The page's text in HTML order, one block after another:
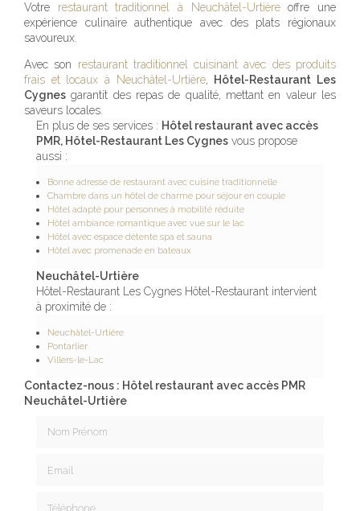
Votre restaurant traditionnel à Neuchâtel-Urtièreoffre une
expérience culinaire authentique avec des plats régionaux
savoureux.
Avec son restaurant traditionnel cuisinant avec des produits
frais et locaux à Neuchâtel-Urtière,
Hôtel-Restaurant Les
Cygnes garantit des repas de qualité, mettant en valeur les
saveurs locales.
En plus de ses services : Hôtel restaurant avec accès
PMR, Hôtel-Restaurant Les Cygnes vous propose
aussi :
Bonne adresse de restaurant avec cuisine traditionnelle
Chambre dans un hôtel de charme pour séjour en couple
Hôtel adapté pour personnes à mobilité réduite
Hôtel ambiance romantique avec vue sur le lac
Hôtel avec espace détente spa et sauna
Hôtel avec promenade en bateaux
Neuchâtel-Urtière
Hôtel-Restaurant Les Cygnes Hôtel-Restaurant intervient
à proximité de :
Neuchâtel-Urtière
Pontarlier
Villers-le-Lac
Contactez-nous : Hôtel restaurant avec accès PMR
Neuchâtel-Urtière